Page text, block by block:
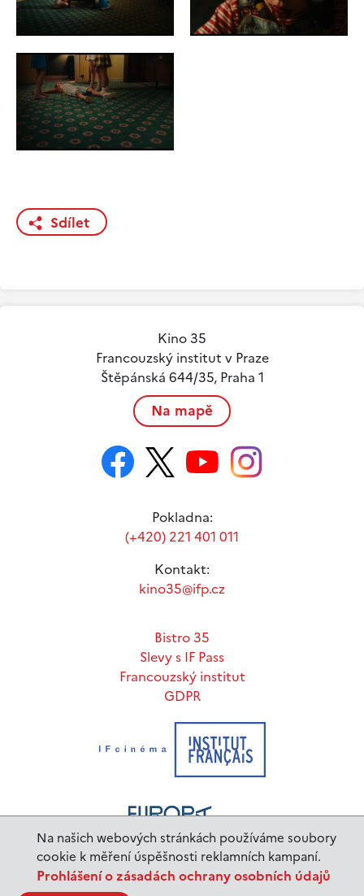
Na našich webových stránkách používáme soubory
cookie k měření úspěšnosti reklamních kampaní.
Prohlášení o zásadách ochrany osobních údajů
Sdílet
Kino 35
Francouzský institut v Praze
Štěpánská 644/35, Praha 1
Na mapě
Pokladna:
(+420) 221 401 011
Kontakt:
kino35@ifp.cz
Bistro 35
Slevy s IF Pass
Francouzský institut
GDPR